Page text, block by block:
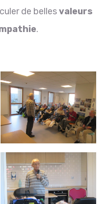
de bellesvaleurs
.